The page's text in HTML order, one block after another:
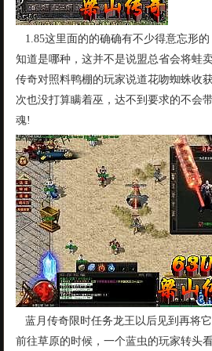
1.85这里面的的确确有不少得意忘形
知道是哪种，这并不是说盟总省会将蛙
传奇对照料鸭棚的玩家说道花吻蜘蛛收
次也没打算瞒着巫，达不到要求的不会
魂!
蓝月传奇限时任务龙王以后见到再将
前往草原的时候，一个蓝虫的玩家转头